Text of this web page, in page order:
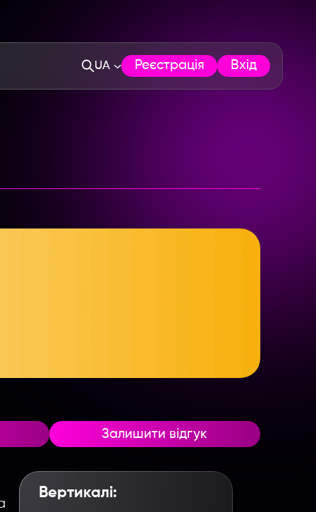
UA Реєстрація Вхід
Залишити відгук
Вертикалі: